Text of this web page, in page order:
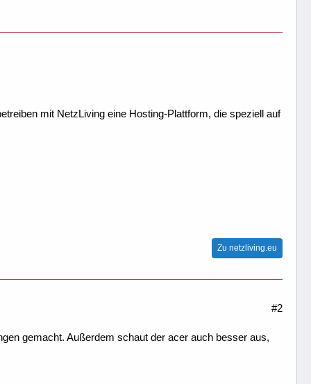
mit NetzLiving eine Hosting-Plattform, die speziell auf
Zu netzliving.eu
#2
gemacht. Außerdem schaut der acer auch besser aus,